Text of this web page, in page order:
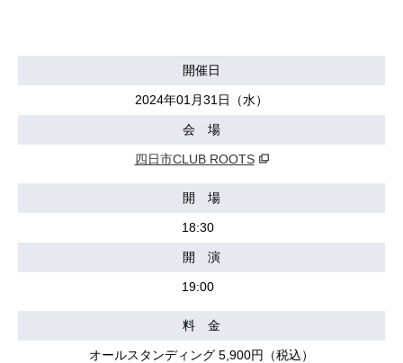
開催日
2024年01月31日（水）
会 場
四日市CLUB ROOTS
開 場
18:30
開 演
19:00
料 金
オールスタンディング 5,900円（税込）